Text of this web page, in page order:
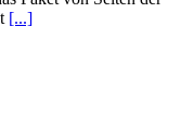
[...]